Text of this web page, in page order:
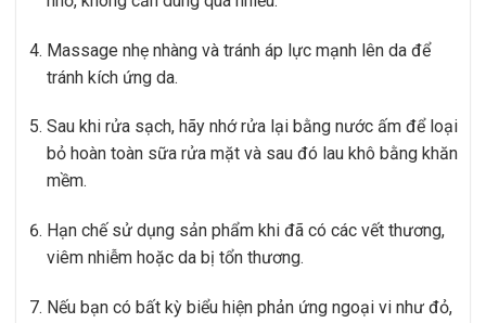
Massage nhẹ nhàng và tránh áp lực mạnh lên da để
tránh kích ứng da.
Sau khi rửa sạch, hãy nhớ rửa lại bằng nước ấm để loại
bỏ hoàn toàn sữa rửa mặt và sau đó lau khô bằng khăn
mềm.
Hạn chế sử dụng sản phẩm khi đã có các vết thương,
viêm nhiễm hoặc da bị tổn thương.
Nếu bạn có bất kỳ biểu hiện phản ứng ngoại vi như đỏ,